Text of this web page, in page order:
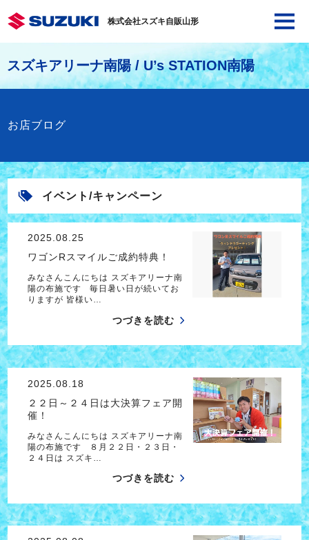
株式会社スズキ自販山形
スズキアリーナ南陽 / U’s STATION南陽
お店ブログ
イベント/キャンペーン
2025.08.25
ワゴンRスマイルご成約特典！
みなさんこんにちは スズキアリーナ南
陽の布施です 毎日暑い日が続いてお
りますが 皆様い…
つづきを読む
2025.08.18
２２日～２４日は大決算フェア開
催！
みなさんこんにちは スズキアリーナ南
陽の布施です ８月２２日・２３日・
２４日は スズキ…
つづきを読む